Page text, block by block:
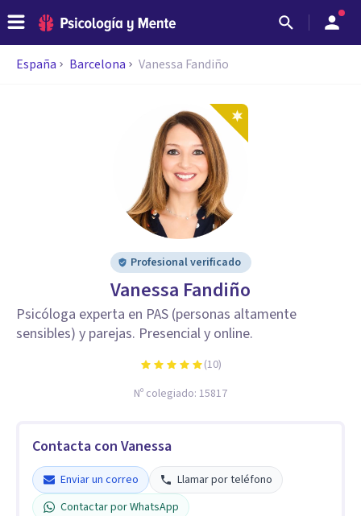
España Barcelona Vanessa Fandiño
Profesional verificado
Vanessa Fandiño
Psicóloga experta en PAS (personas altamente
sensibles) y parejas. Presencial y online.
(10)
Nº colegiado: 15817
Contacta con Vanessa
Enviar un correo
Llamar por teléfono
Contactar por WhatsApp